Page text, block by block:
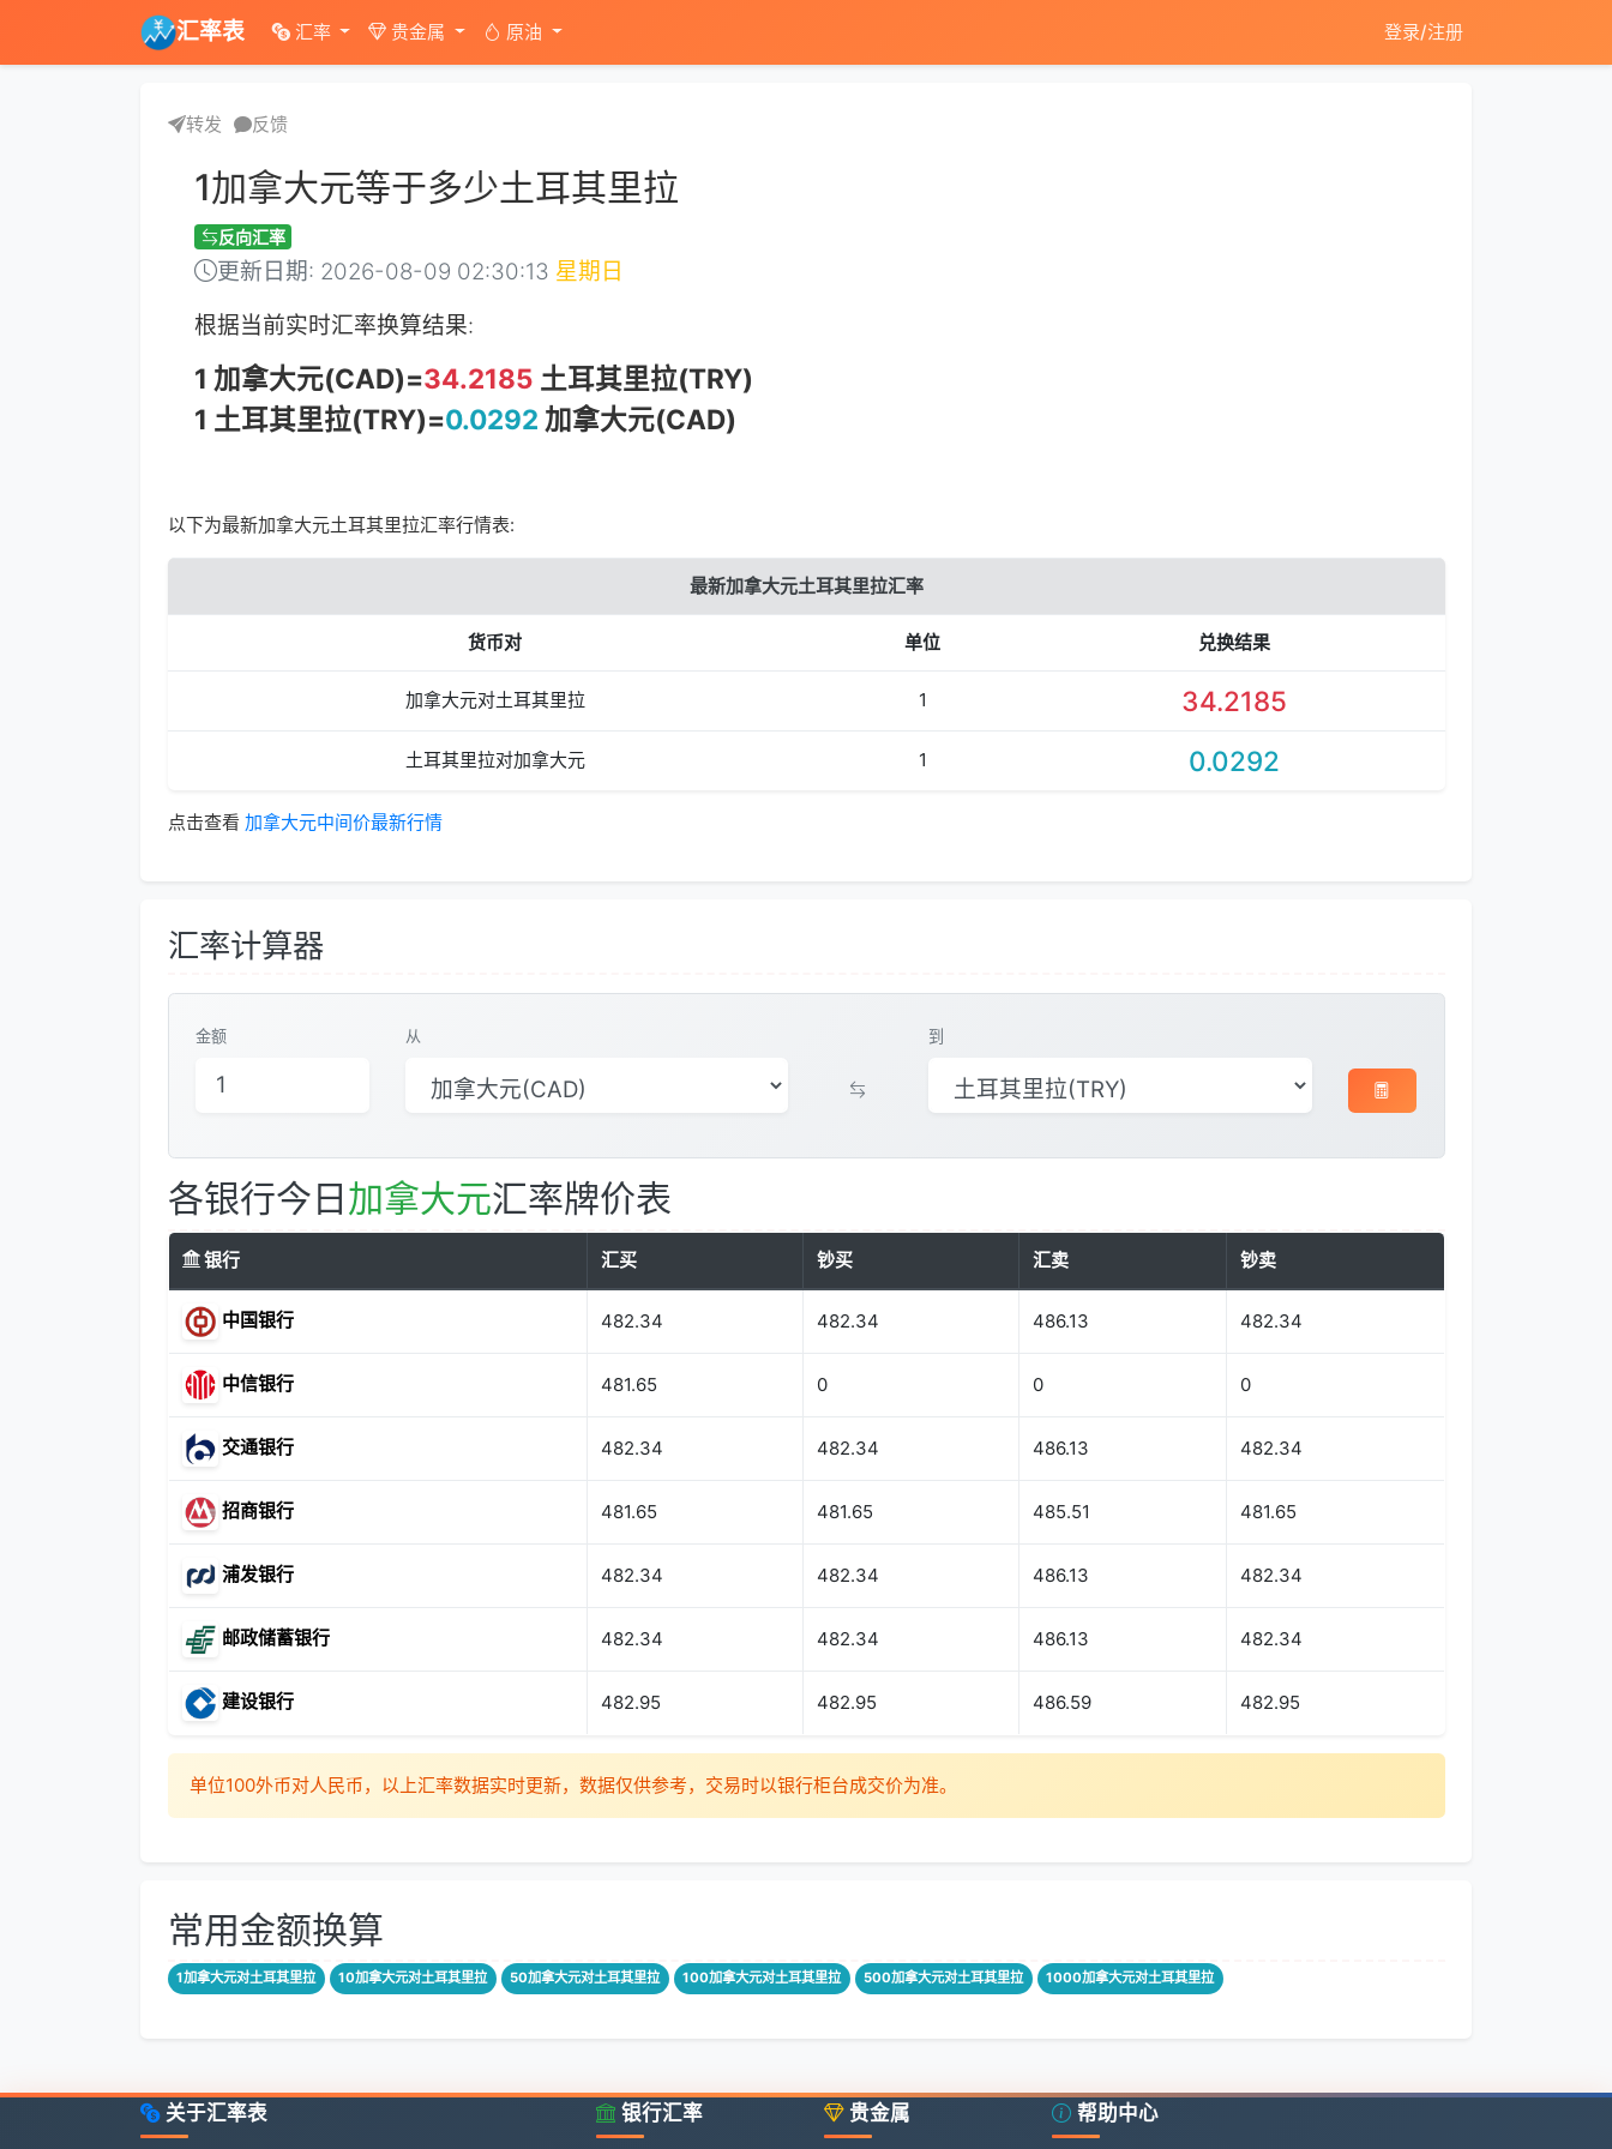
汇率表 汇率 贵金属 原油 登录/注册
转发 反馈
1加拿大元等于多少土耳其里拉
反向汇率
更新日期: 2026-08-09 02:30:13 星期日
根据当前实时汇率换算结果:
1 加拿大元(CAD)=34.2185 土耳其里拉(TRY)
1 土耳其里拉(TRY)=0.0292 加拿大元(CAD)
以下为最新加拿大元土耳其里拉汇率行情表:
最新加拿大元土耳其里拉汇率
货币对 单位 兑换结果
加拿大元对土耳其里拉 1 34.2185
土耳其里拉对加拿大元 1 0.0292
点击查看 加拿大元中间价最新行情
汇率计算器
金额 从 到
各银行今日加拿大元汇率牌价表
银行 汇买 钞买 汇卖 钞卖
中国银行 482.34 482.34 486.13 482.34
中信银行 481.65 0 0 0
交通银行 482.34 482.34 486.13 482.34
招商银行 481.65 481.65 485.51 481.65
浦发银行 482.34 482.34 486.13 482.34
邮政储蓄银行 482.34 482.34 486.13 482.34
建设银行 482.95 482.95 486.59 482.95
单位100外币对人民币，以上汇率数据实时更新，数据仅供参考，交易时以银行柜台成交价为准。
常用金额换算
1加拿大元对土耳其里拉 10加拿大元对土耳其里拉 50加拿大元对土耳其里拉 100加拿大元对土耳其里拉 500加拿大元对土耳其里拉 1000加拿大元对土耳其里拉
关于汇率表 银行汇率 贵金属 帮助中心